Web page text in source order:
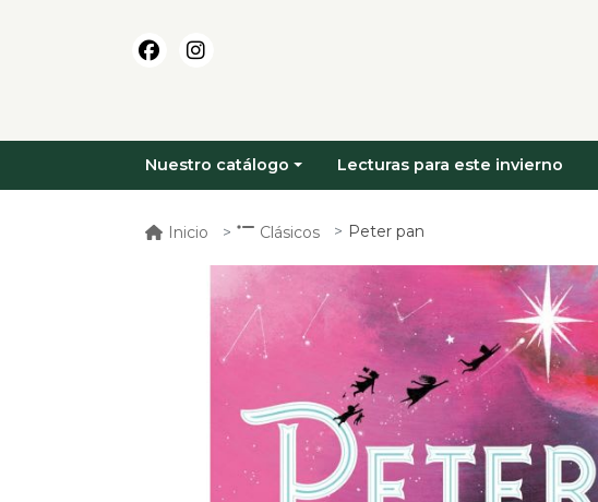
Nuestro catálogo Lecturas para este invierno
Inicio Clásicos Peter pan